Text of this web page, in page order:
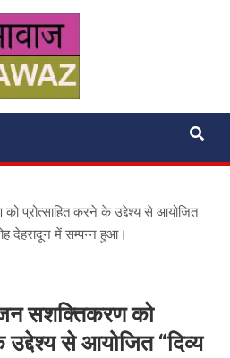
को प्रोत्साहित करने के उद्देश्य से आयोजित
देहरादून में सम्पन्न हुआ।
सशक्तिकरण को
उद्देश्य से आयोजित “दिव्य